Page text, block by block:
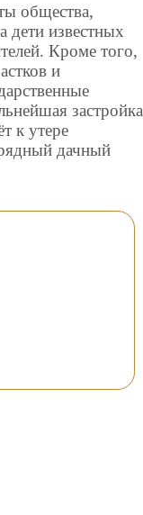
общества,
дети известных
Кроме того,
и
застройка
к утере
дачный